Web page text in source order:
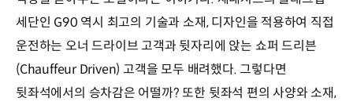
세단인 G90 역시 최고의 기술과 소재, 디자인을 적용하여 직접
운전하는 오너 드라이브 고객과 뒷자리에 앉는 쇼퍼 드리븐
(Chauffeur Driven) 고객을 모두 배려했다. 그렇다면
뒷좌석에서의 승차감은 어떨까? 또한 뒷좌석 편의 사양와 소재,